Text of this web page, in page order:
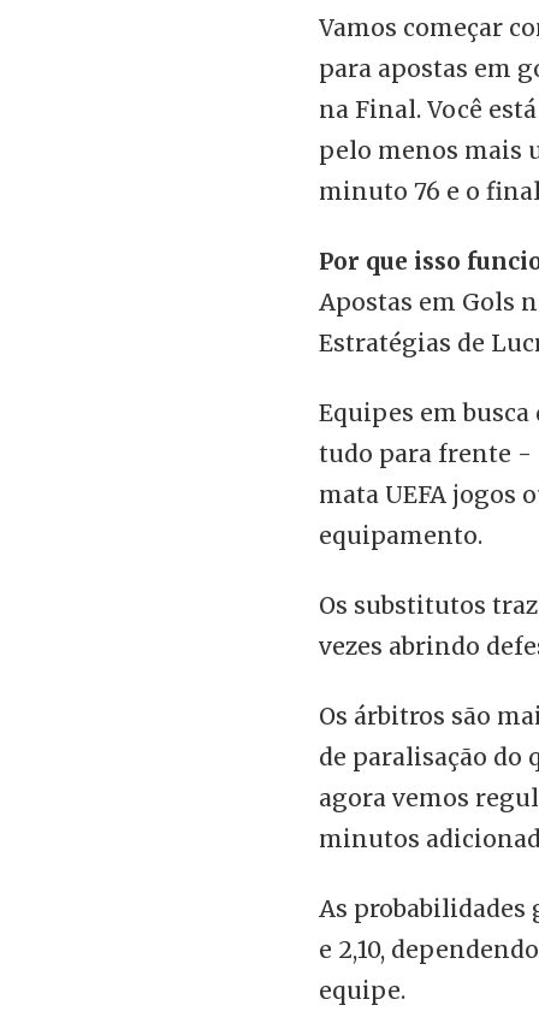
Vamos começar
para apostas em
na Final. Você
pelo menos mais
minuto 76 e o
Por que isso
Apostas em Gols
Estratégias de
Equipes em
tudo para frente -
mata UEFA jogos
equipamento.
Os substitutos
vezes abrindo
Os árbitros são
de paralisação do
agora vemos
minutos
As probabilidades
e 2,10,
equipe.